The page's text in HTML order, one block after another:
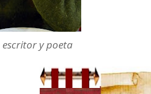
escritor ypoeta